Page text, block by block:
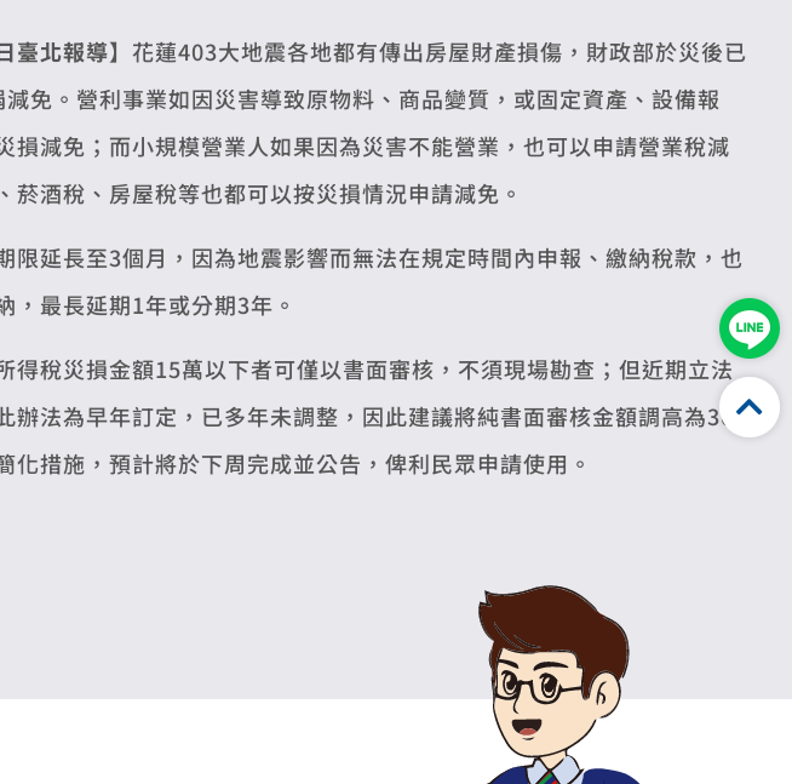
臺北報導】 花蓮403大地震各地都有傳出房屋財產損傷，財政部於災後已
免。營利事業如因災害導致原物料、商品變質，或固定資產、設備報
損減免；而小規模營業人如果因為災害不能營業，也可以申請營業稅減
菸酒稅、房屋稅等也都可以按災損情況申請減免。
限延長至3個月，因為地震影響而無法在規定時間內申報、繳納稅款，也
，最長延期1年或分期3年。
得稅災損金額15萬以下者可僅以書面審核，不須現場勘查；但近期立法
辦法為早年訂定，已多年未調整，因此建議將純書面審核金額調高為30
化措施，預計將於下周完成並公告，俾利民眾申請使用。